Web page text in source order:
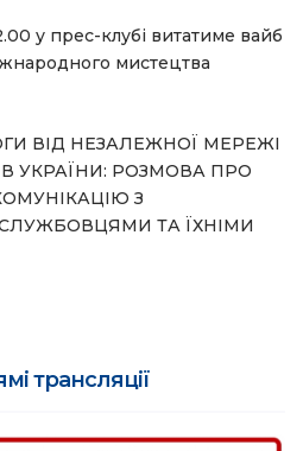
у прес-клубі витатиме вайб
мистецтва
ВІД НЕЗАЛЕЖНОЇ МЕРЕЖІ
УКРАЇНИ: РОЗМОВА ПРО
З
ТА ЇХНІМИ
трансляції